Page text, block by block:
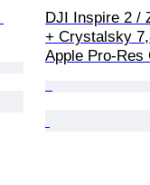
DJI Inspire 2 /
+ Crystalsky
Apple Pro-Res